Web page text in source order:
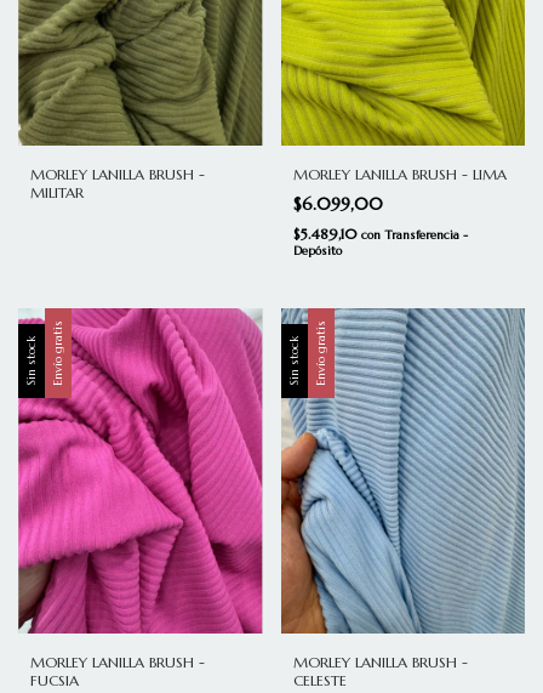
MORLEY LANILLA BRUSH -
MILITAR
MORLEY LANILLA BRUSH - LIMA
$6.099,00
$5.489,10 con Transferencia -
Depósito
Sin stock Envío gratis
MORLEY LANILLA BRUSH -
FUCSIA
Sin stock Envío gratis
MORLEY LANILLA BRUSH -
CELESTE